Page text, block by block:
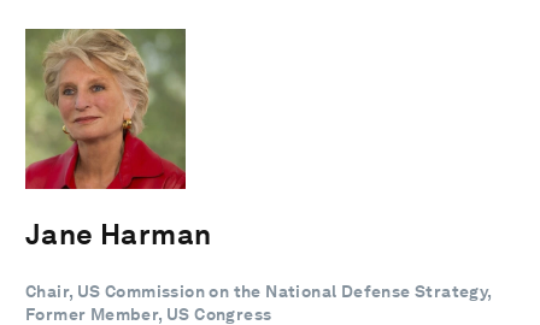
Jane Harman
Chair, US Commission on the National Defense Strategy,
Former Member, US Congress